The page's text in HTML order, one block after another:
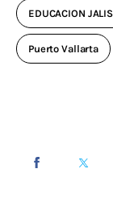
EDUCACION
Puerto Vallarta